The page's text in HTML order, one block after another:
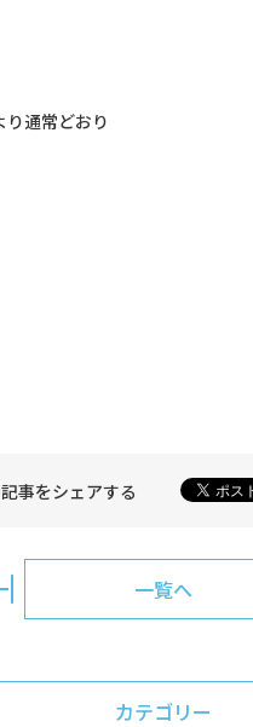
り通常どおり
事をシェアする
一覧へ
カテゴリー